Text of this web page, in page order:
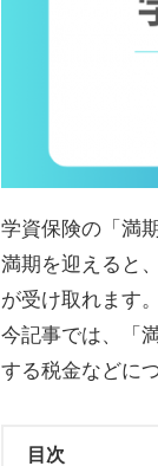
学資保険の「満
満期を迎えると
が受け取れます。
今記事では、「
する税金などに
目次